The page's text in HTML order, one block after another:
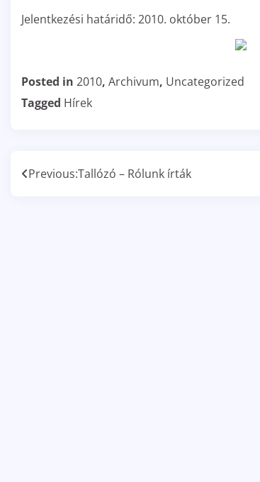
Jelentkezési határidő: 2010. október 15.
Posted in 2010, Archivum, Uncategorized
Tagged Hírek
Bejegyzés
Previous:Tallózó – Rólunk írták